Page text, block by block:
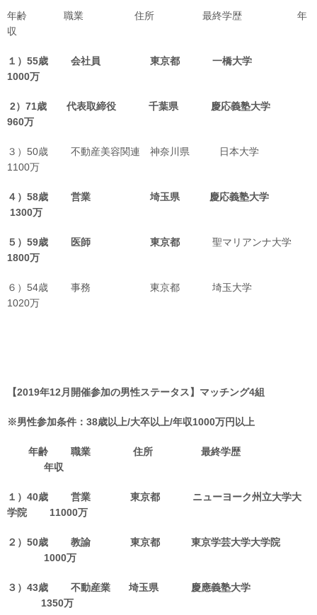
年齢 職業 住所 最終学歴 年
収
１）55歳 会社員 東京都 一橋大学
1000万
2）71歳 代表取締役 千葉県 慶応義塾大学
960万
３）50歳 不動産美容関連 神奈川県 日本大学
1100万
４）58歳 営業 埼玉県 慶応義塾大学
1300万
５）59歳 医師 東京都 聖マリアンナ大学
1800万
６）54歳 事務 東京都 埼玉大学
1020万
【2019年12月開催参加の男性ステータス】マッチング4組
※男性参加条件：38歳以上/大卒以上/年収1000万円以上
年齢 職業 住所 最終学歴
年収
１）40歳 営業 東京都 ニューヨーク州立大学大
学院 11000万
２）50歳 教諭 東京都 東京学芸大学大学院
1000万
３）43歳 不動産業 埼玉県 慶應義塾大学
1350万